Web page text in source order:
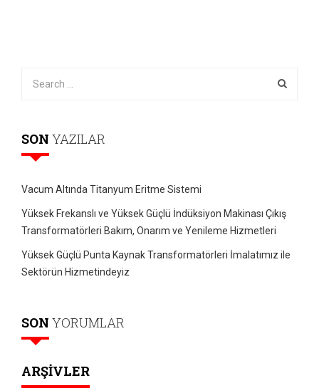
SON YAZILAR
Vacum Altında Titanyum Eritme Sistemi
Yüksek Frekanslı ve Yüksek Güçlü İndüksiyon Makinası Çıkış
Transformatörleri Bakım, Onarım ve Yenileme Hizmetleri
Yüksek Güçlü Punta Kaynak Transformatörleri İmalatımız ile
Sektörün Hizmetindeyiz
SON YORUMLAR
ARŞIVLER